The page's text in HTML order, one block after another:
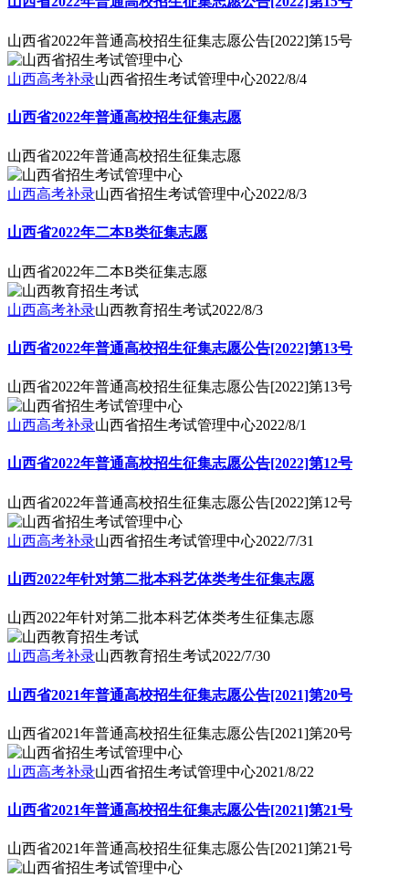
山西省2022年普通高校招生征集志愿公告[2022]第15号
山西高考补录山西省招生考试管理中心2022/8/4
山西省2022年普通高校招生征集志愿
山西省2022年普通高校招生征集志愿
山西高考补录山西省招生考试管理中心2022/8/3
山西省2022年二本B类征集志愿
山西省2022年二本B类征集志愿
山西高考补录山西教育招生考试2022/8/3
山西省2022年普通高校招生征集志愿公告[2022]第13号
山西省2022年普通高校招生征集志愿公告[2022]第13号
山西高考补录山西省招生考试管理中心2022/8/1
山西省2022年普通高校招生征集志愿公告[2022]第12号
山西省2022年普通高校招生征集志愿公告[2022]第12号
山西高考补录山西省招生考试管理中心2022/7/31
山西2022年针对第二批本科艺体类考生征集志愿
山西2022年针对第二批本科艺体类考生征集志愿
山西高考补录山西教育招生考试2022/7/30
山西省2021年普通高校招生征集志愿公告[2021]第20号
山西省2021年普通高校招生征集志愿公告[2021]第20号
山西高考补录山西省招生考试管理中心2021/8/22
山西省2021年普通高校招生征集志愿公告[2021]第21号
山西省2021年普通高校招生征集志愿公告[2021]第21号